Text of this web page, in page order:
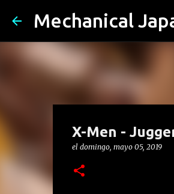
Mechanical
X-Men -
el domingo, mayo 05, 2019